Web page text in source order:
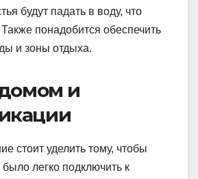
будут падать в воду, что
понадобится обеспечить
и зоны отдыха.
и
стоит уделить тому, чтобы
легко подключить к